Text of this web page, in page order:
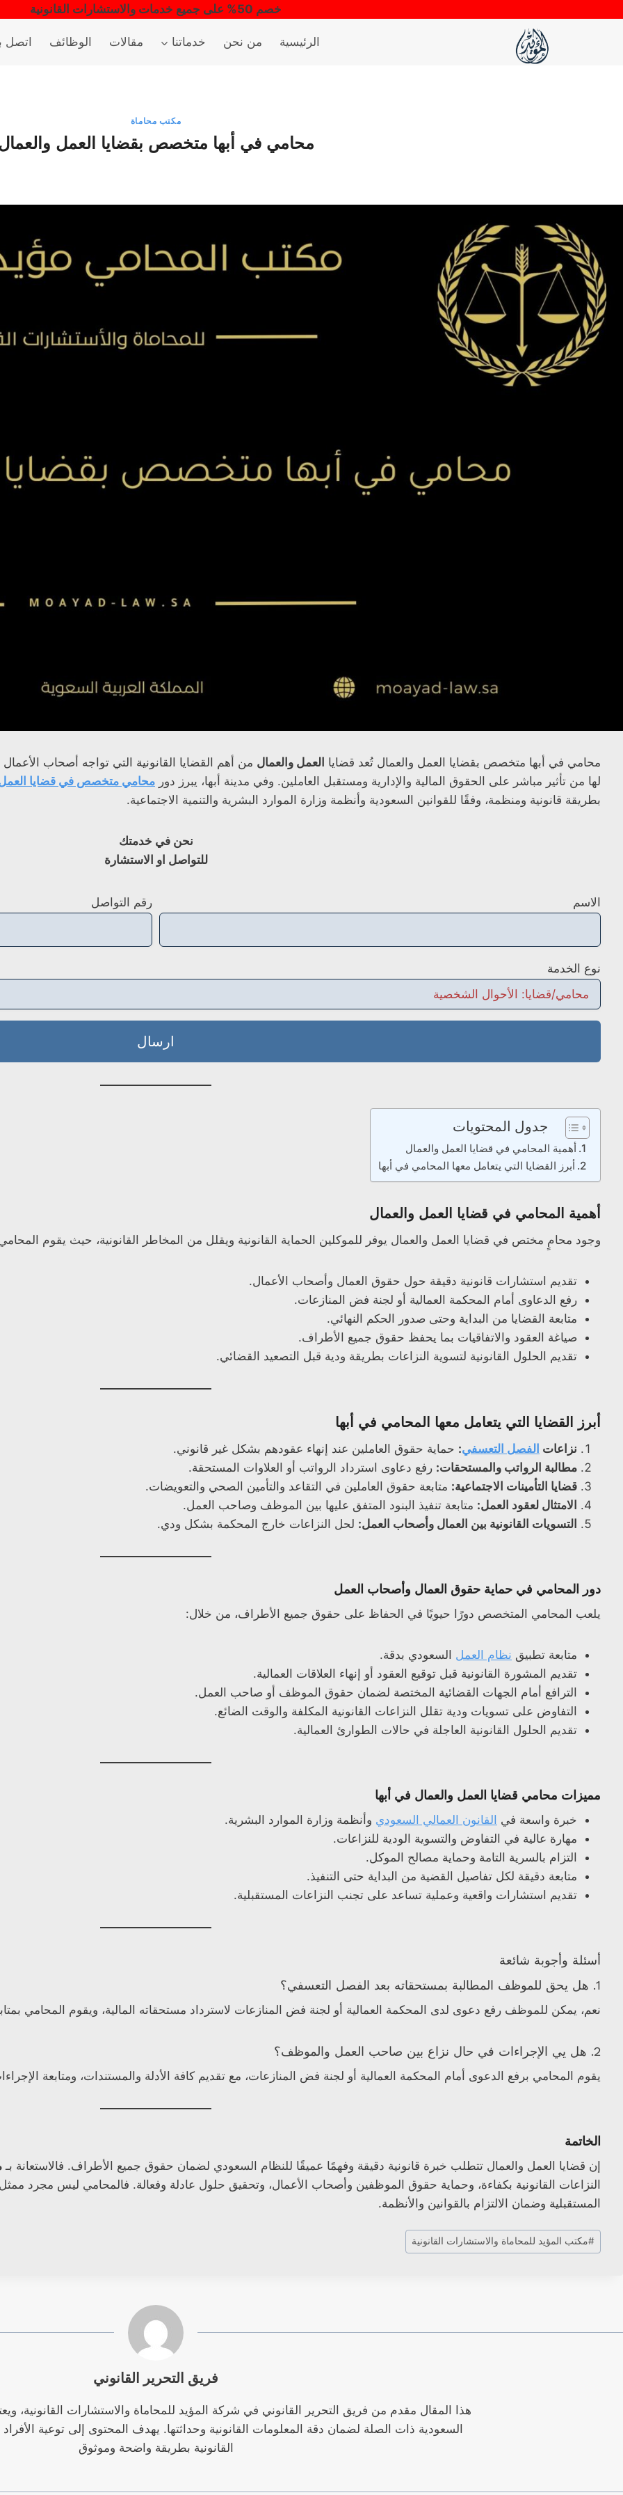
خصم 50% على جميع خدمات والاستشارات القانونية
الرئيسية من نحن خدماتنا مقالات الوظائف اتصل
مكتب محاماة
محامي في أبها متخصص بقضايا العمل
محامي في أبها متخصص بقضايا العمل والعمال تُعد قضايا العمل والعمال من أهم القضايا القانونية التي تواجه أصحاب
لها من تأثير مباشر على الحقوق المالية والإدارية ومستقبل العاملين. وفي مدينة أبها، يبرز دور محامي متخصص في قضايا العمل
بطريقة قانونية ومنظمة، وفقًا للقوانين السعودية وأنظمة وزارة الموارد البشرية والتنمية الاجتماعية.
نحن في خدمتك
للتواصل او الاستشارة
الاسم رقم التواصل
نوع الخدمة
ارسال
جدول المحتويات
أهمية المحامي في قضايا العمل والعمال
أبرز القضايا التي يتعامل معها المحامي في أبها
أهمية المحامي في قضايا العمل والعمال
وجود محامٍ مختص في قضايا العمل والعمال يوفر للموكلين الحماية القانونية ويقلل من المخاطر القانونية، حيث يقوم
تقديم استشارات قانونية دقيقة حول حقوق العمال وأصحاب الأعمال.
رفع الدعاوى أمام المحكمة العمالية أو لجنة فض المنازعات.
متابعة القضايا من البداية وحتى صدور الحكم النهائي.
صياغة العقود والاتفاقيات بما يحفظ حقوق جميع الأطراف.
تقديم الحلول القانونية لتسوية النزاعات بطريقة ودية قبل التصعيد القضائي.
أبرز القضايا التي يتعامل معها المحامي في أبها
نزاعات الفصل التعسفي: حماية حقوق العاملين عند إنهاء عقودهم بشكل غير قانوني.
مطالبة الرواتب والمستحقات: رفع دعاوى استرداد الرواتب أو العلاوات المستحقة.
قضايا التأمينات الاجتماعية: متابعة حقوق العاملين في التقاعد والتأمين الصحي والتعويضات.
الامتثال لعقود العمل: متابعة تنفيذ البنود المتفق عليها بين الموظف وصاحب العمل.
التسويات القانونية بين العمال وأصحاب العمل: لحل النزاعات خارج المحكمة بشكل ودي.
دور المحامي في حماية حقوق العمال وأصحاب العمل
يلعب المحامي المتخصص دورًا حيويًا في الحفاظ على حقوق جميع الأطراف، من خلال:
متابعة تطبيق نظام العمل السعودي بدقة.
تقديم المشورة القانونية قبل توقيع العقود أو إنهاء العلاقات العمالية.
الترافع أمام الجهات القضائية المختصة لضمان حقوق الموظف أو صاحب العمل.
التفاوض على تسويات ودية تقلل النزاعات القانونية المكلفة والوقت الضائع.
تقديم الحلول القانونية العاجلة في حالات الطوارئ العمالية.
مميزات محامي قضايا العمل والعمال في أبها
خبرة واسعة في القانون العمالي السعودي وأنظمة وزارة الموارد البشرية.
مهارة عالية في التفاوض والتسوية الودية للنزاعات.
التزام بالسرية التامة وحماية مصالح الموكل.
متابعة دقيقة لكل تفاصيل القضية من البداية حتى التنفيذ.
تقديم استشارات واقعية وعملية تساعد على تجنب النزاعات المستقبلية.
أسئلة وأجوبة شائعة
1. هل يحق للموظف المطالبة بمستحقاته بعد الفصل التعسفي؟
نعم، يمكن للموظف رفع دعوى لدى المحكمة العمالية أو لجنة فض المنازعات لاسترداد مستحقاته المالية، ويقوم المحامي
2. هل يي الإجراءات في حال نزاع بين صاحب العمل والموظف؟
يقوم المحامي برفع الدعوى أمام المحكمة العمالية أو لجنة فض المنازعات، مع تقديم كافة الأدلة والمستندات، ومتابعة
الخاتمة
إن قضايا العمل والعمال تتطلب خبرة قانونية دقيقة وفهمًا عميقًا للنظام السعودي لضمان حقوق جميع الأطراف. فالاستعانة بـ
النزاعات القانونية بكفاءة، وحماية حقوق الموظفين وأصحاب الأعمال، وتحقيق حلول عادلة وفعالة. فالمحامي ليس مجرد
المستقبلية وضمان الالتزام بالقوانين والأنظمة.
وسوم
المقال:
#مكتب المؤيد للمحاماة والاستشارات القانونية
فريق التحرير القانوني
هذا المقال مقدم من فريق التحرير القانوني في شركة المؤيد للمحاماة والاستشارات القانونية،
السعودية ذات الصلة لضمان دقة المعلومات القانونية وحداثتها. يهدف المحتوى إلى توعية
القانونية بطريقة واضحة وموثوق